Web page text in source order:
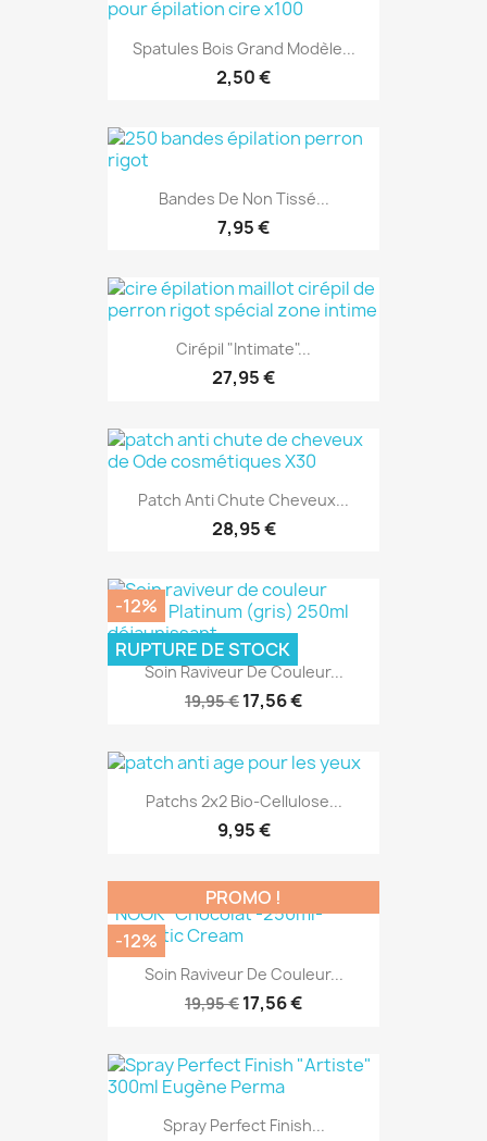
Spatules Bois Grand Modèle...
2,50 €
Bandes De Non Tissé...
7,95 €
Cirépil "Intimate"...
27,95 €
Patch Anti Chute Cheveux...
28,95 €
Soin Raviveur De Couleur...
19,95 € 17,56 €
-12%
RUPTURE DE STOCK
Patchs 2x2 Bio-Cellulose...
9,95 €
Soin Raviveur De Couleur...
19,95 € 17,56 €
PROMO !
-12%
Spray Perfect Finish...